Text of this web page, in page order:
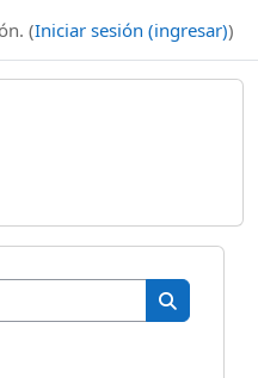
(Iniciar sesión (ingresar))
Buscar
Buscar